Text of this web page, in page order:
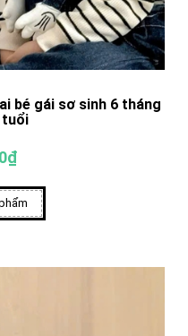
bé gái sơ sinh 6 tháng
tuổi